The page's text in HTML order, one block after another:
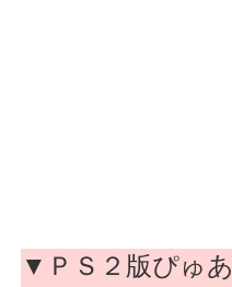
▼ＰＳ２版ぴゅ